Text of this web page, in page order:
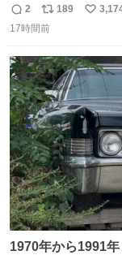
れ…と願ってから
の世に置いていく
愛がられて困るこ
よ不老不死でいて
返
信
2
リ
ポ
ト
数
189
い
数
17時間前
1970年から1991